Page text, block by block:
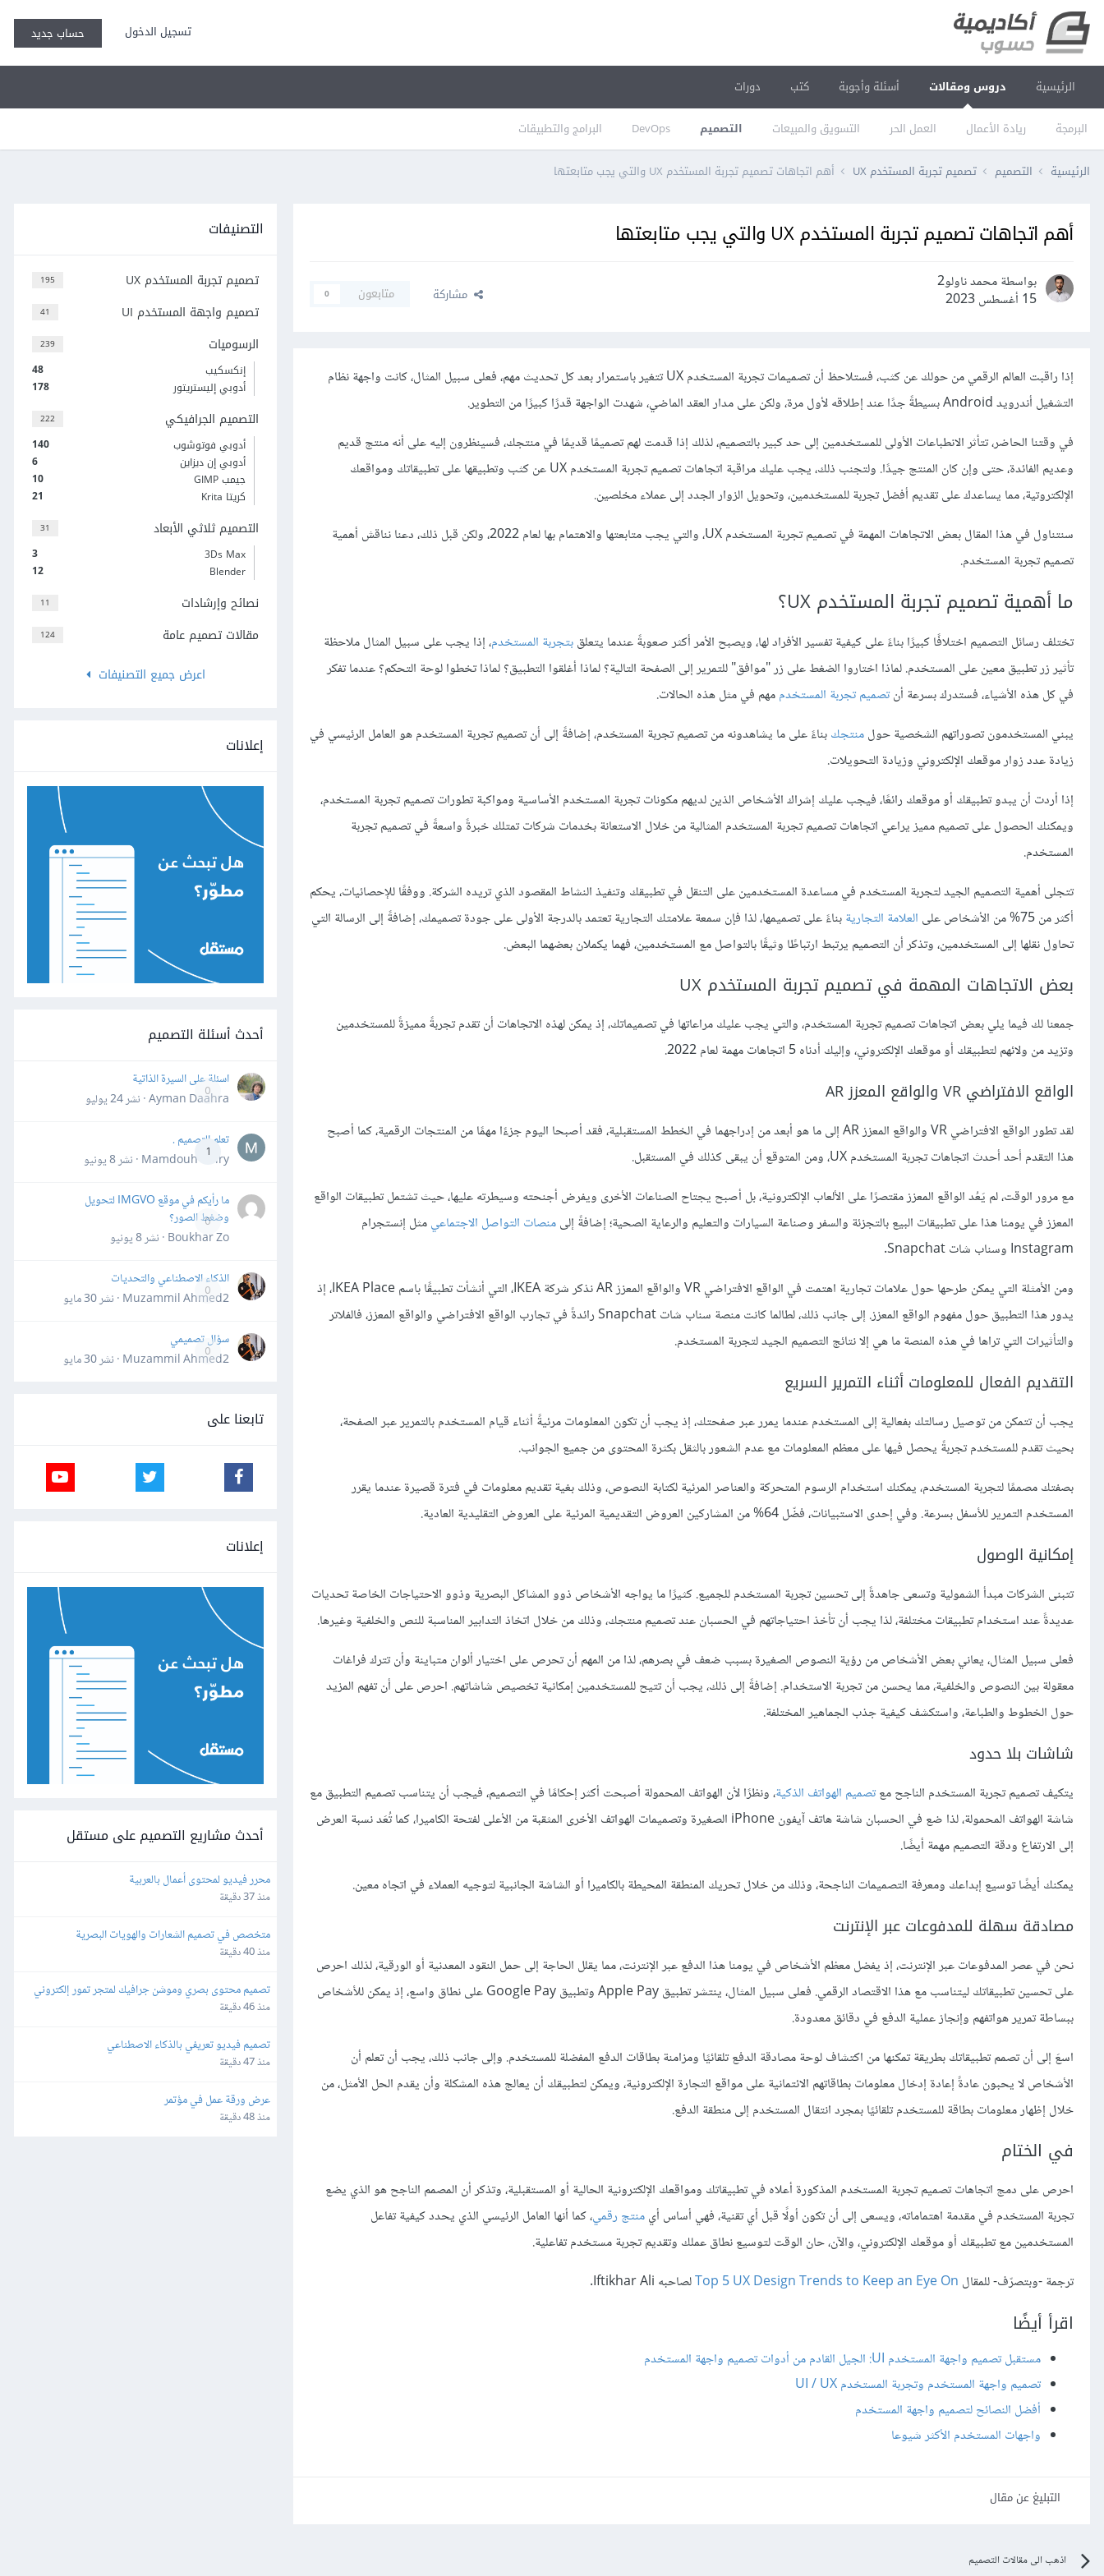
تسجيل الدخول حساب جديد
الرئيسية دروس ومقالات
البرمجة ريادة الأعمال العمل الحر التسويق والمبيعات التصميم DevOps البرامج والتطبيقات
أسئلة وأجوبة كتب دورات
الرئيسية التصميم تصميم تجربة المستخدم UX أهم اتجاهات تصميم تجربة المستخدم UX والتي يجب متابعتها
أهم اتجاهات تصميم تجربة المستخدم UX والتي يجب متابعتها
بواسطة محمد ناولو2
15 أغسطس 2023
مشاركة متابعون 0
إذا راقبت العالم الرقمي من حولك عن كثب، فستلاحظ أن تصميمات تجربة المستخدم UX تتغير باستمرار بعد كل تحديث مهم، فعلى سبيل المثال، كانت واجهة نظام
التشغيل أندرويد Android بسيطةً جدًا عند إطلاقه لأول مرة، ولكن على مدار العقد الماضي، شهدت الواجهة قدرًا كبيرًا من التطوير.
في وقتنا الحاضر، تتأثر الانطباعات الأولى للمستخدمين إلى حد كبير بالتصميم، لذلك إذا قدمت لهم تصميمًا قديمًا في منتجك، فسينظرون إليه على أنه منتج قديم
وعديم الفائدة، حتى وإن كان المنتج جيدًا. ولتجنب ذلك، يجب عليك مراقبة اتجاهات تصميم تجربة المستخدم UX عن كثب وتطبيقها على تطبيقاتك ومواقعك
الإلكتروتية، مما يساعدك على تقديم أفضل تجربة للمستخدمين، وتحويل الزوار الجدد إلى عملاء مخلصين.
سنتناول في هذا المقال بعض الاتجاهات المهمة في تصميم تجربة المستخدم UX، والتي يجب متابعتها والاهتمام بها لعام 2022، ولكن قبل ذلك، دعنا نناقش أهمية
تصميم تجربة المستخدم.
ما أهمية تصميم تجربة المستخدم UX؟
تختلف رسائل التصميم اختلافًا كبيرًا بناءً على كيفية تفسير الأفراد لها، ويصبح الأمر أكثر صعوبةً عندما يتعلقبتجربة المستخدم، إذا يجب على سبيل المثال ملاحظة
تأثير زر تطبيق معين على المستخدم. لماذا اختاروا الضغط على زر "موافق" للتمرير إلى الصفحة التالية؟ لماذا أغلقوا التطبيق؟ لماذا تخطوا لوحة التحكم؟ عندما تفكر
في كل هذه الأشياء، فستدرك بسرعة أنتصميم تجربة المستخدممهم في مثل هذه الحالات.
يبني المستخدمون تصوراتهم الشخصية حولمنتجكبناءً على ما يشاهدونه من تصميم تجربة المستخدم، إضافةً إلى أن تصميم تجربة المستخدم هو العامل الرئيسي في
زيادة عدد زوار موقعك الإلكتروني وزيادة التحويلات.
إذا أردت أن يبدو تطبيقك أو موقعك رائعًا، فيجب عليك إشراك الأشخاص الذين لديهم مكونات تجربة المستخدم الأساسية ومواكبة تطورات تصميم تجربة المستخدم،
ويمكنك الحصول على تصميم مميز يراعي اتجاهات تصميم تجربة المستخدم المثالية من خلال الاستعانة بخدمات شركات تمتلك خبرةً واسعةً في تصميم تجربة
المستخدم.
تتجلى أهمية التصميم الجيد لتجربة المستخدم في مساعدة المستخدمين على التنقل في تطبيقك وتنفيذ النشاط المقصود الذي تريده الشركة. ووفقًا للإحصائيات، يحكم
أكثر من 75% من الأشخاص على
العلامة التجاريةبناءً على تصميمها، لذا فإن سمعة علامتك التجارية تعتمد بالدرجة الأولى على جودة تصميمك، إضافةً إلى الرسالة التي
تحاول نقلها إلى المستخدمين، وتذكر أن التصميم يرتبط ارتباطًا وثيقًا بالتواصل مع المستخدمين، فهما يكملان بعضهما البعض.
بعض الاتجاهات المهمة في تصميم تجربة المستخدم UX
جمعنا لك فيما يلي بعض اتجاهات تصميم تجربة المستخدم، والتي يجب عليك مراعاتها في تصميماتك، إذ يمكن لهذه الاتجاهات أن تقدم تجربةً مميزةً للمستخدمين
وتزيد من ولائهم لتطبيقك أو موقعك الإلكتروني، وإليك أدناه 5 اتجاهات مهمة لعام 2022.
الواقع الافتراضي VR والواقع المعزز AR
لقد تطور الواقع الافتراضي VR والواقع المعزز AR إلى ما هو أبعد من إدراجهما في الخطط المستقبلية، فقد أصبحا اليوم جزءًا مهمًا من المنتجات الرقمية، كما أصبح
هذا التقدم أحد أحدث اتجاهات تجربة المستخدم UX، ومن المتوقع أن يبقى كذلك في المستقبل.
مع مرور الوقت، لم يَعُد الواقع المعزز مقتصرًا على الألعاب الإلكترونية، بل أصبح يجتاح الصناعات الأخرى ويفرض أجنحته وسيطرته عليها، حيث تشتمل تطبيقات الواقع
المعزز في يومنا هذا على تطبيقات البيع بالتجزئة والسفر وصناعة السيارات والتعليم والرعاية الصحية؛ إضافةً إلىمنصات التواصل الاجتماعيمثل إنستجرام
Instagram وسناب شات Snapchat.
ومن الأمثلة التي يمكن طرحها حول علامات تجارية اهتمت في الواقع الافتراضي VR والواقع المعزز AR نذكر شركة IKEA، التي أنشأت تطبيقًا باسم IKEA Place، إذ
يدور هذا التطبيق حول مفهوم الواقع المعزز. إلى جانب ذلك، لطالما كانت منصة سناب شات Snapchat رائدةً في تجارب الواقع الافتراضي والواقع المعزز، فالفلاتر
والتأثيرات التي تراها في هذه المنصة ما هي إلا نتائج التصميم الجيد لتجربة المستخدم.
التقديم الفعال للمعلومات أثناء التمرير السريع
يجب أن تتمكن من توصيل رسالتك بفعالية إلى المستخدم عندما يمرر عبر صفحتك، إذ يجب أن تكون المعلومات مرئيةً أثناء قيام المستخدم بالتمرير عبر الصفحة،
بحيث تقدم للمستخدم تجربةً يحصل فيها على معظم المعلومات مع عدم الشعور بالثقل بكثرة المحتوى من جميع الجوانب.
بصفتك مصممًا لتجربة المستخدم، يمكنك استخدام الرسوم المتحركة والعناصر المرئية لكتابة النصوص، وذلك بغية تقديم معلومات في فترة قصيرة عندما يقرر
المستخدم التمرير للأسفل بسرعة. وفي إحدى الاستبيانات، فضّل 64% من المشاركين العروض التقديمية المرئية على العروض التقليدية العادية.
إمكانية الوصول
تتبنى الشركات مبدأ الشمولية وتسعى جاهدةً إلى تحسين تجربة المستخدم للجميع. كثيرًا ما يواجه الأشخاص ذوو المشاكل البصرية وذوو الاحتياجات الخاصة تحديات
عديدةً عند استخدام تطبيقات مختلفة، لذا يجب أن تأخذ احتياجاتهم في الحسبان عند تصميم منتجك، وذلك من خلال اتخاذ التدابير المناسبة للنص والخلفية وغيرها.
فعلى سبيل المثال، يعاني بعض الأشخاص من رؤية النصوص الصغيرة بسبب ضعف في بصرهم، لذا من المهم أن تحرص على اختيار ألوان متباينة وأن تترك فراغات
معقولة بين النصوص والخلفية، مما يحسن من تجربة الاستخدام. إضافةً إلى ذلك، يجب أن تتيح للمستخدمين إمكانية تخصيص شاشاتهم. احرص على أن تفهم المزيد
حول الخطوط والطباعة، واستكشف كيفية جذب الجماهير المختلفة.
شاشات بلا حدود
يتكيف تصميم تجربة المستخدم الناجح معتصميم الهواتف الذكية، ونظرًا لأن الهواتف المحمولة أصبحت أكثر إحكامًا في التصميم، فيجب أن يتناسب تصميم التطبيق مع
شاشة الهواتف المحمولة، لذا ضع في الحسبان شاشة هاتف آيفون iPhone الصغيرة وتصميمات الهواتف الأخرى المثقبة من الأعلى لفتحة الكاميرا، كما تُعَد نسبة العرض
إلى الارتفاع ودقة التصميم مهمة أيضًا.
يمكنك أيضًا توسيع إبداعك ومعرفة التصميمات الناجحة، وذلك من خلال تحريك المنطقة المحيطة بالكاميرا أو الشاشة الجانبية لتوجيه العملاء في اتجاه معين.
مصادقة سهلة للمدفوعات عبر الإنترنت
نحن في عصر المدفوعات عبر الإنترنت، إذ يفضل معظم الأشخاص في يومنا هذا الدفع عبر الإنترنت، مما يقلل الحاجة إلى حمل النقود المعدنية أو الورقية، لذلك احرص
على تحسين تطبيقاتك ليتناسب مع هذا الاقتصاد الرقمي. فعلى سبيل المثال، ينتشر تطبيق Apple Pay وتطبيق Google Pay على نطاق واسع، إذ يمكن للأشخاص
ببساطة تمرير هواتفهم وإنجاز عملية الدفع في دقائق معدودة.
اسعَ إلى أن تصمم تطبيقاتك بطريقة تمكنها من اكتشاف لوحة مصادقة الدفع تلقائيًا ومزامنة بطاقات الدفع المفضلة للمستخدم. وإلى جانب ذلك، يجب أن تعلم أن
الأشخاص لا يحبون عادةً إعادة إدخال معلومات بطاقاتهم الائتمانية على مواقع التجارة الإلكترونية، ويمكن لتطبيقك أن يعالج هذه المشكلة وأن يقدم الحل الأمثل، من
خلال إظهار معلومات بطاقة للمستخدم تلقائيًا بمجرد انتقال المستخدم إلى منطقة الدفع.
في الختام
احرص على دمج اتجاهات تصميم تجربة المستخدم المذكورة أعلاه في تطبيقاتك ومواقعك الإلكترونية الحالية أو المستقبلية، وتذكر أن المصمم الناجح هو الذي يضع
تجربة المستخدم في مقدمة اهتماماته، ويسعى إلى أن تكون أولًا قبل أي تقنية، فهي أساس أيمنتج رقمي، كما أنها العامل الرئيسي الذي يحدد كيفية تفاعل
المستخدمين مع تطبيقك أو موقعك الإلكتروني، والآن، حان الوقت لتوسيع نطاق عملك وتقديم تجربة مستخدم تفاعلية.
ترجمة -وبتصرّف- للمقال Top 5 UX Design Trends to Keep an Eye Onلصاحبه Iftikhar Ali.
اقرأ أيضًا
مستقبل تصميم واجهة المستخدم UI: الجيل القادم من أدوات تصميم واجهة المستخدم
تصميم واجهة المستخدم وتجربة المستخدم UI / UX
أفضل النصائح لتصميم واجهة المستخدم
واجهات المستخدم اﻷكثر شيوعا
التبليغ عن مقال
اذهب الى مقالات التصميم
التصنيفات
195 تصميم تجربة المستخدم UX
41 تصميم واجهة المستخدم UI
239 الرسوميات
48
إنكسكيب
178
أدوبي إليستريتور
222 التصميم الجرافيكي
140
أدوبي فوتوشوب
6
أدوبي إن ديزاين
10
جيمب GIMP
21
كريتا Krita
31 التصميم ثلاثي الأبعاد
3
3Ds Max
12
Blender
11 نصائح وإرشادات
124
مقالات تصميم عامة
اعرض جميع التصنيفات
إعلانات
أحدث أسئلة التصميم
0
اسئلة على السيرة الذاتية
Ayman Daahra · نشر
24 يوليو
1
تعلم التصميم .
Mamdouh Khiry · نشر
8 يونيو
0
ما رأيكم في موقع IMGVO لتحويل
وضغط الصور؟
Boukhar Zo · نشر
8 يونيو
0
الذكاء الاصطناعي والتحديات
Muzammil Ahmed2 · نشر
30 مايو
0
سؤال تصميمي
Muzammil Ahmed2 · نشر
30 مايو
تابعنا على
إعلانات
أحدث مشاريع التصميم على مستقل
محرر فيديو لمحتوى أعمال بالعربية
منذ 37 دقيقة
متخصص في تصميم الشعارات والهويات البصرية
منذ 40 دقيقة
تصميم محتوى بصري وموشن جرافيك لمتجر تمور إلكتروني
منذ 46 دقيقة
تصميم فيديو تعريفي بالذكاء الاصطناعي
منذ 47 دقيقة
عرض ورقة عمل في مؤتمر
منذ 48 دقيقة